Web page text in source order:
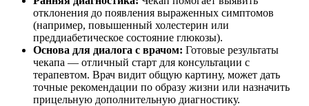
отклонения до появления выраженных симптомов
(например, повышенный холестерин или
преддиабетическое состояние глюкозы).
Основа для диалога с врачом: Готовые результаты
чекапа — отличный старт для консультации с
терапевтом. Врач видит общую картину, может дать
точные рекомендации по образу жизни или назначить
прицельную дополнительную диагностику.